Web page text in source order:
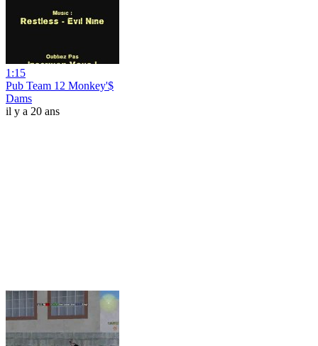
1:15
Pub Team 12 Monkey'$
Dams
il y a 20 ans